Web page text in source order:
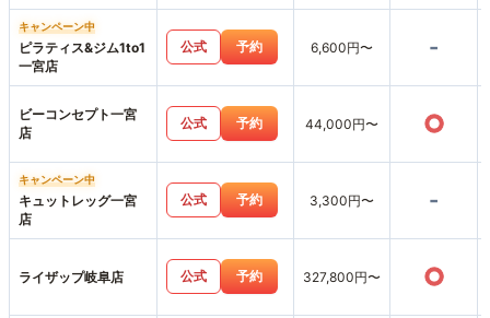
キャンペーン中
ピラティス&ジム1to1
一宮店
公式 予約 6,600円〜 -
ビーコンセプト一宮
店
公式 予約 44,000円〜 ○
キャンペーン中
キュットレッグ一宮
店
公式 予約 3,300円〜 -
ライザップ岐阜店 公式 予約 327,800円〜 ○